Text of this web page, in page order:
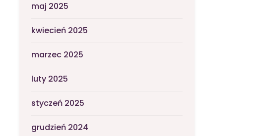
maj 2025
kwiecień 2025
marzec 2025
luty 2025
styczeń 2025
grudzień 2024